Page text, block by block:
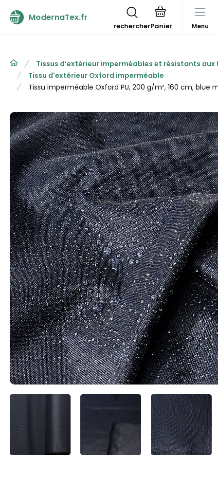
ModernaTex.fr
rechercher Menu
Tissus d’extérieur imperméables et résistants aux
Tissu d'extérieur Oxford imperméable
Tissu imperméable Oxford PU, 200 g/m², 160 cm, blue